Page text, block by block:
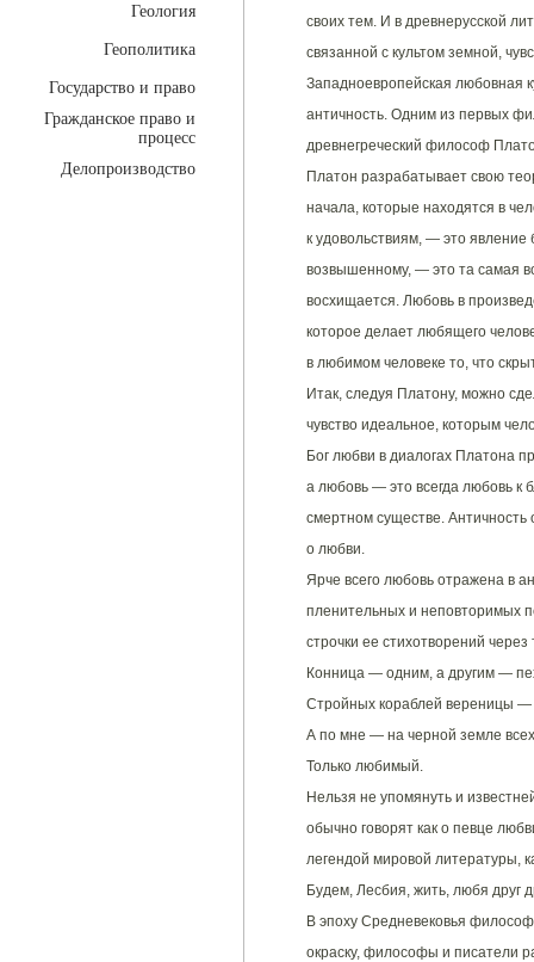
Геология
Геополитика
Государство и право
Гражданское право и
процесс
Делопроизводство
своих тем. И в древнерусской
связанной с культом земной,
Западноевропейская любовная
античность. Одним из первых
древнегреческий философ
Платон разрабатывает свою
начала, которые находятся в
к удовольствиям, — это явление
возвышенному, — это та самая
восхищается. Любовь в
которое делает любящего
в любимом человеке то, что
Итак, следуя Платону, можно
чувство идеальное, которым
Бог любви в диалогах Платона
а любовь — это всегда любовь к
смертном существе.
о любви.
Ярче всего любовь отражена в
пленительных и неповторимых
строчки ее стихотворений
Конница — одним, а другим —
Стройных кораблей вереницы —
А по мне — на черной земле
Только любимый.
Нельзя не упомянуть и
обычно говорят как о певце
легендой мировой литературы,
Будем, Лесбия, жить, любя друг
В эпоху Средневековья
окраску, философы и писатели